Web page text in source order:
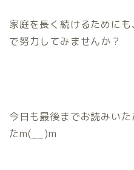
家庭を長く続けるために
で努力してみませんか？
今日も最後までお読みい
たm(__)m